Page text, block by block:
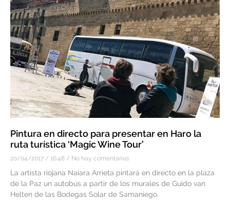
Pintura en directo para presentar en Haro la
ruta turística ‘Magic Wine Tour’
20/04/2017 16:48 No hay comentarios
La artista riojana Naiara Arrieta pintará en directo en la plaza
de la Paz un autobús a partir de los murales de Guido van
Helten de las Bodegas Solar de Samaniego.